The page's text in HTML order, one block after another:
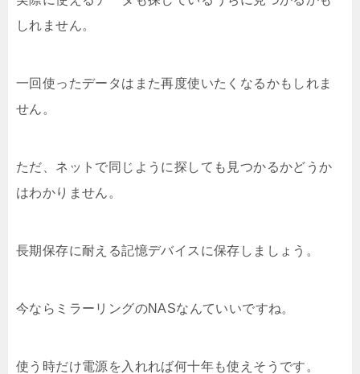
しれません。
一回使ったデータはまた再度使いたくなるかもしれま
せん。
ただ、ネットで同じように探しても見つかるかどうか
はわかりません。
長期保存に耐える記憶デバイスに保存しましょう。
今ならミラーリングのNASなんていいですね。
使う時だけ電源を入れれば何十年も使えそうです。